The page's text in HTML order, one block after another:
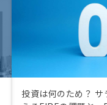
投資は何のため？